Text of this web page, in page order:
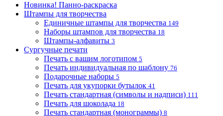
Новинка! Панно-раскраска
Штампы для творчества
Единичные штампы для творчества 149
Наборы штампов для творчества 18
Штампы-алфавиты 3
Сургучные печати
Печать с вашим логотипом 5
Печать индивидуальная по шаблону 76
Подарочные наборы 5
Печать для укупорки бутылок 41
Печать стандартная (символы и надписи) 111
Печать для шоколада 18
Печать стандартная (монограммы) 8